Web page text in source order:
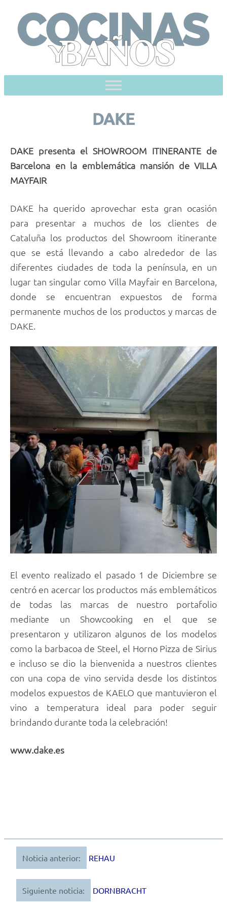
content
DAKE
DAKE presenta el SHOWROOM ITINERANTE de
Barcelona en la emblemática mansión de VILLA
MAYFAIR
DAKE ha querido aprovechar esta gran ocasión
para presentar a muchos de los clientes de
Cataluña los productos del Showroom itinerante
que se está llevando a cabo alrededor de las
diferentes ciudades de toda la península, en un
lugar tan singular como Villa Mayfair en Barcelona,
donde se encuentran expuestos de forma
permanente muchos de los productos y marcas de
DAKE.
El evento realizado el pasado 1 de Diciembre se
centró en acercar los productos más emblemáticos
de todas las marcas de nuestro portafolio
mediante un Showcooking en el que se
presentaron y utilizaron algunos de los modelos
como la barbacoa de Steel, el Horno Pizza de Sirius
e incluso se dio la bienvenida a nuestros clientes
con una copa de vino servida desde los distintos
modelos expuestos de KAELO que mantuvieron el
vino a temperatura ideal para poder seguir
brindando durante toda la celebración!
www.dake.es
Navegación
de
entradas
Noticia anterior: REHAU
Siguiente noticia: DORNBRACHT